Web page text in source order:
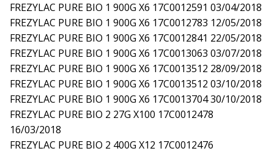
FREZYLAC PURE BIO 1 900G X6 17C0012591 03/04/2018
FREZYLAC PURE BIO 1 900G X6 17C0012783 12/05/2018
FREZYLAC PURE BIO 1 900G X6 17C0012841 22/05/2018
FREZYLAC PURE BIO 1 900G X6 17C0013063 03/07/2018
FREZYLAC PURE BIO 1 900G X6 17C0013512 28/09/2018
FREZYLAC PURE BIO 1 900G X6 17C0013512 03/10/2018
FREZYLAC PURE BIO 1 900G X6 17C0013704 30/10/2018
FREZYLAC PURE BIO 2 27G X100 17C0012478
16/03/2018
FREZYLAC PURE BIO 2 400G X12 17C0012476